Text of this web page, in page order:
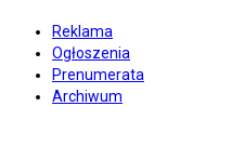
Reklama
Ogłoszenia
Prenumerata
Archiwum